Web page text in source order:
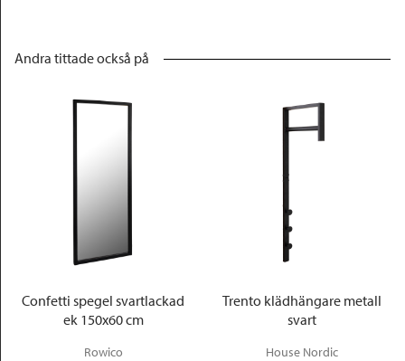
Andra tittade också på
Confetti spegel svartlackad
ek 150x60 cm
Rowico
Trento klädhängare metall
svart
House Nordic